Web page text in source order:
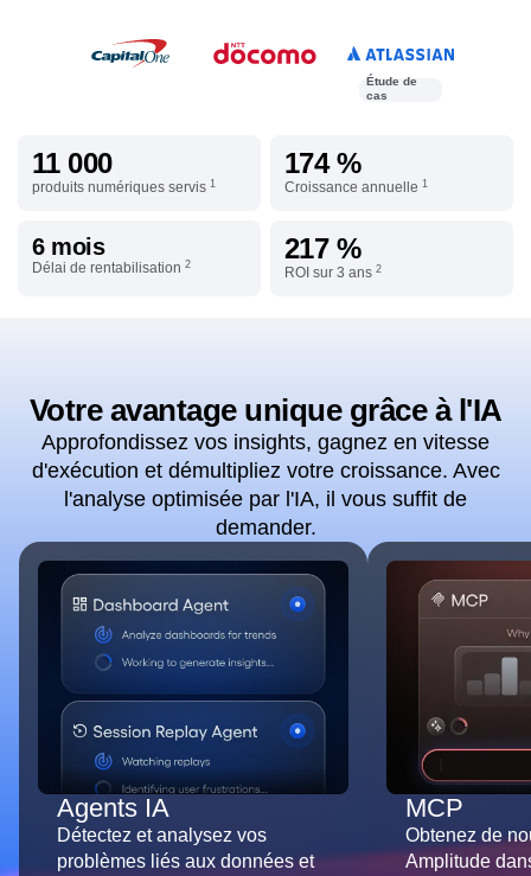
Étude de
cas
11 000
produits numériques servis 1
174 %
Croissance annuelle 1
6 mois
Délai de rentabilisation 2 217 %
ROI sur 3 ans 2
Votre avantage unique grâce à l'IA
Approfondissez vos insights, gagnez en vitesse
d'exécution et démultipliez votre croissance. Avec
l'analyse optimisée par l'IA, il vous suffit de
demander.
Agents IA
Détectez et analysez vos
problèmes liés aux données et
MCP
Obtenez de
Amplitude